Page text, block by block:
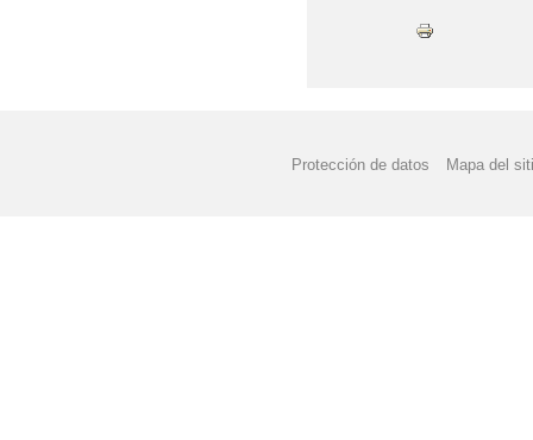
Protección de datos Mapa del